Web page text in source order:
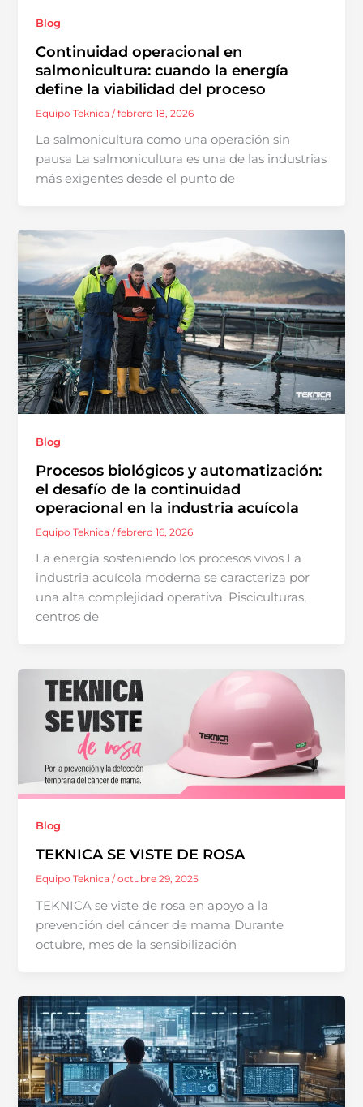
Blog
Continuidad operacional en
salmonicultura: cuando la energía
define la viabilidad del proceso
Equipo Teknica/febrero 18, 2026
La salmonicultura como una operación sin
pausa La salmonicultura es una de las industrias
más exigentes desde el punto de
Blog
Procesos biológicos y automatización:
el desafío de la continuidad
operacional en la industria acuícola
Equipo Teknica/febrero 16, 2026
La energía sosteniendo los procesos vivos La
industria acuícola moderna se caracteriza por
una alta complejidad operativa. Pisciculturas,
centros de
Blog
TEKNICA SE VISTE DE ROSA
Equipo Teknica/octubre 29, 2025
TEKNICA se viste de rosa en apoyo a la
prevención del cáncer de mama Durante
octubre, mes de la sensibilización